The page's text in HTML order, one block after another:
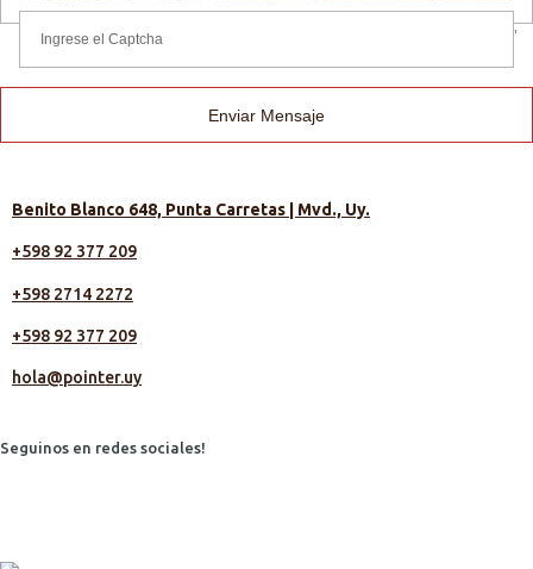
'
Enviar Mensaje
Benito Blanco 648, Punta Carretas | Mvd., Uy.
+598 92 377 209
+598 2714 2272
+598 92 377 209
hola@pointer.uy
Seguinos en redes sociales!